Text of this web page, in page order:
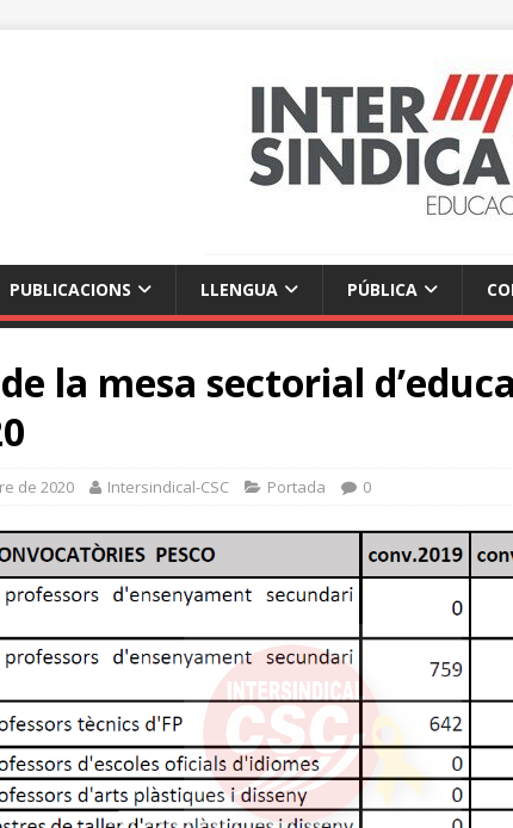
PUBLICACIONS LLENGUA PÚBLICA
la mesa sectorial
de 2020 Intersindical-CSC Portada 0